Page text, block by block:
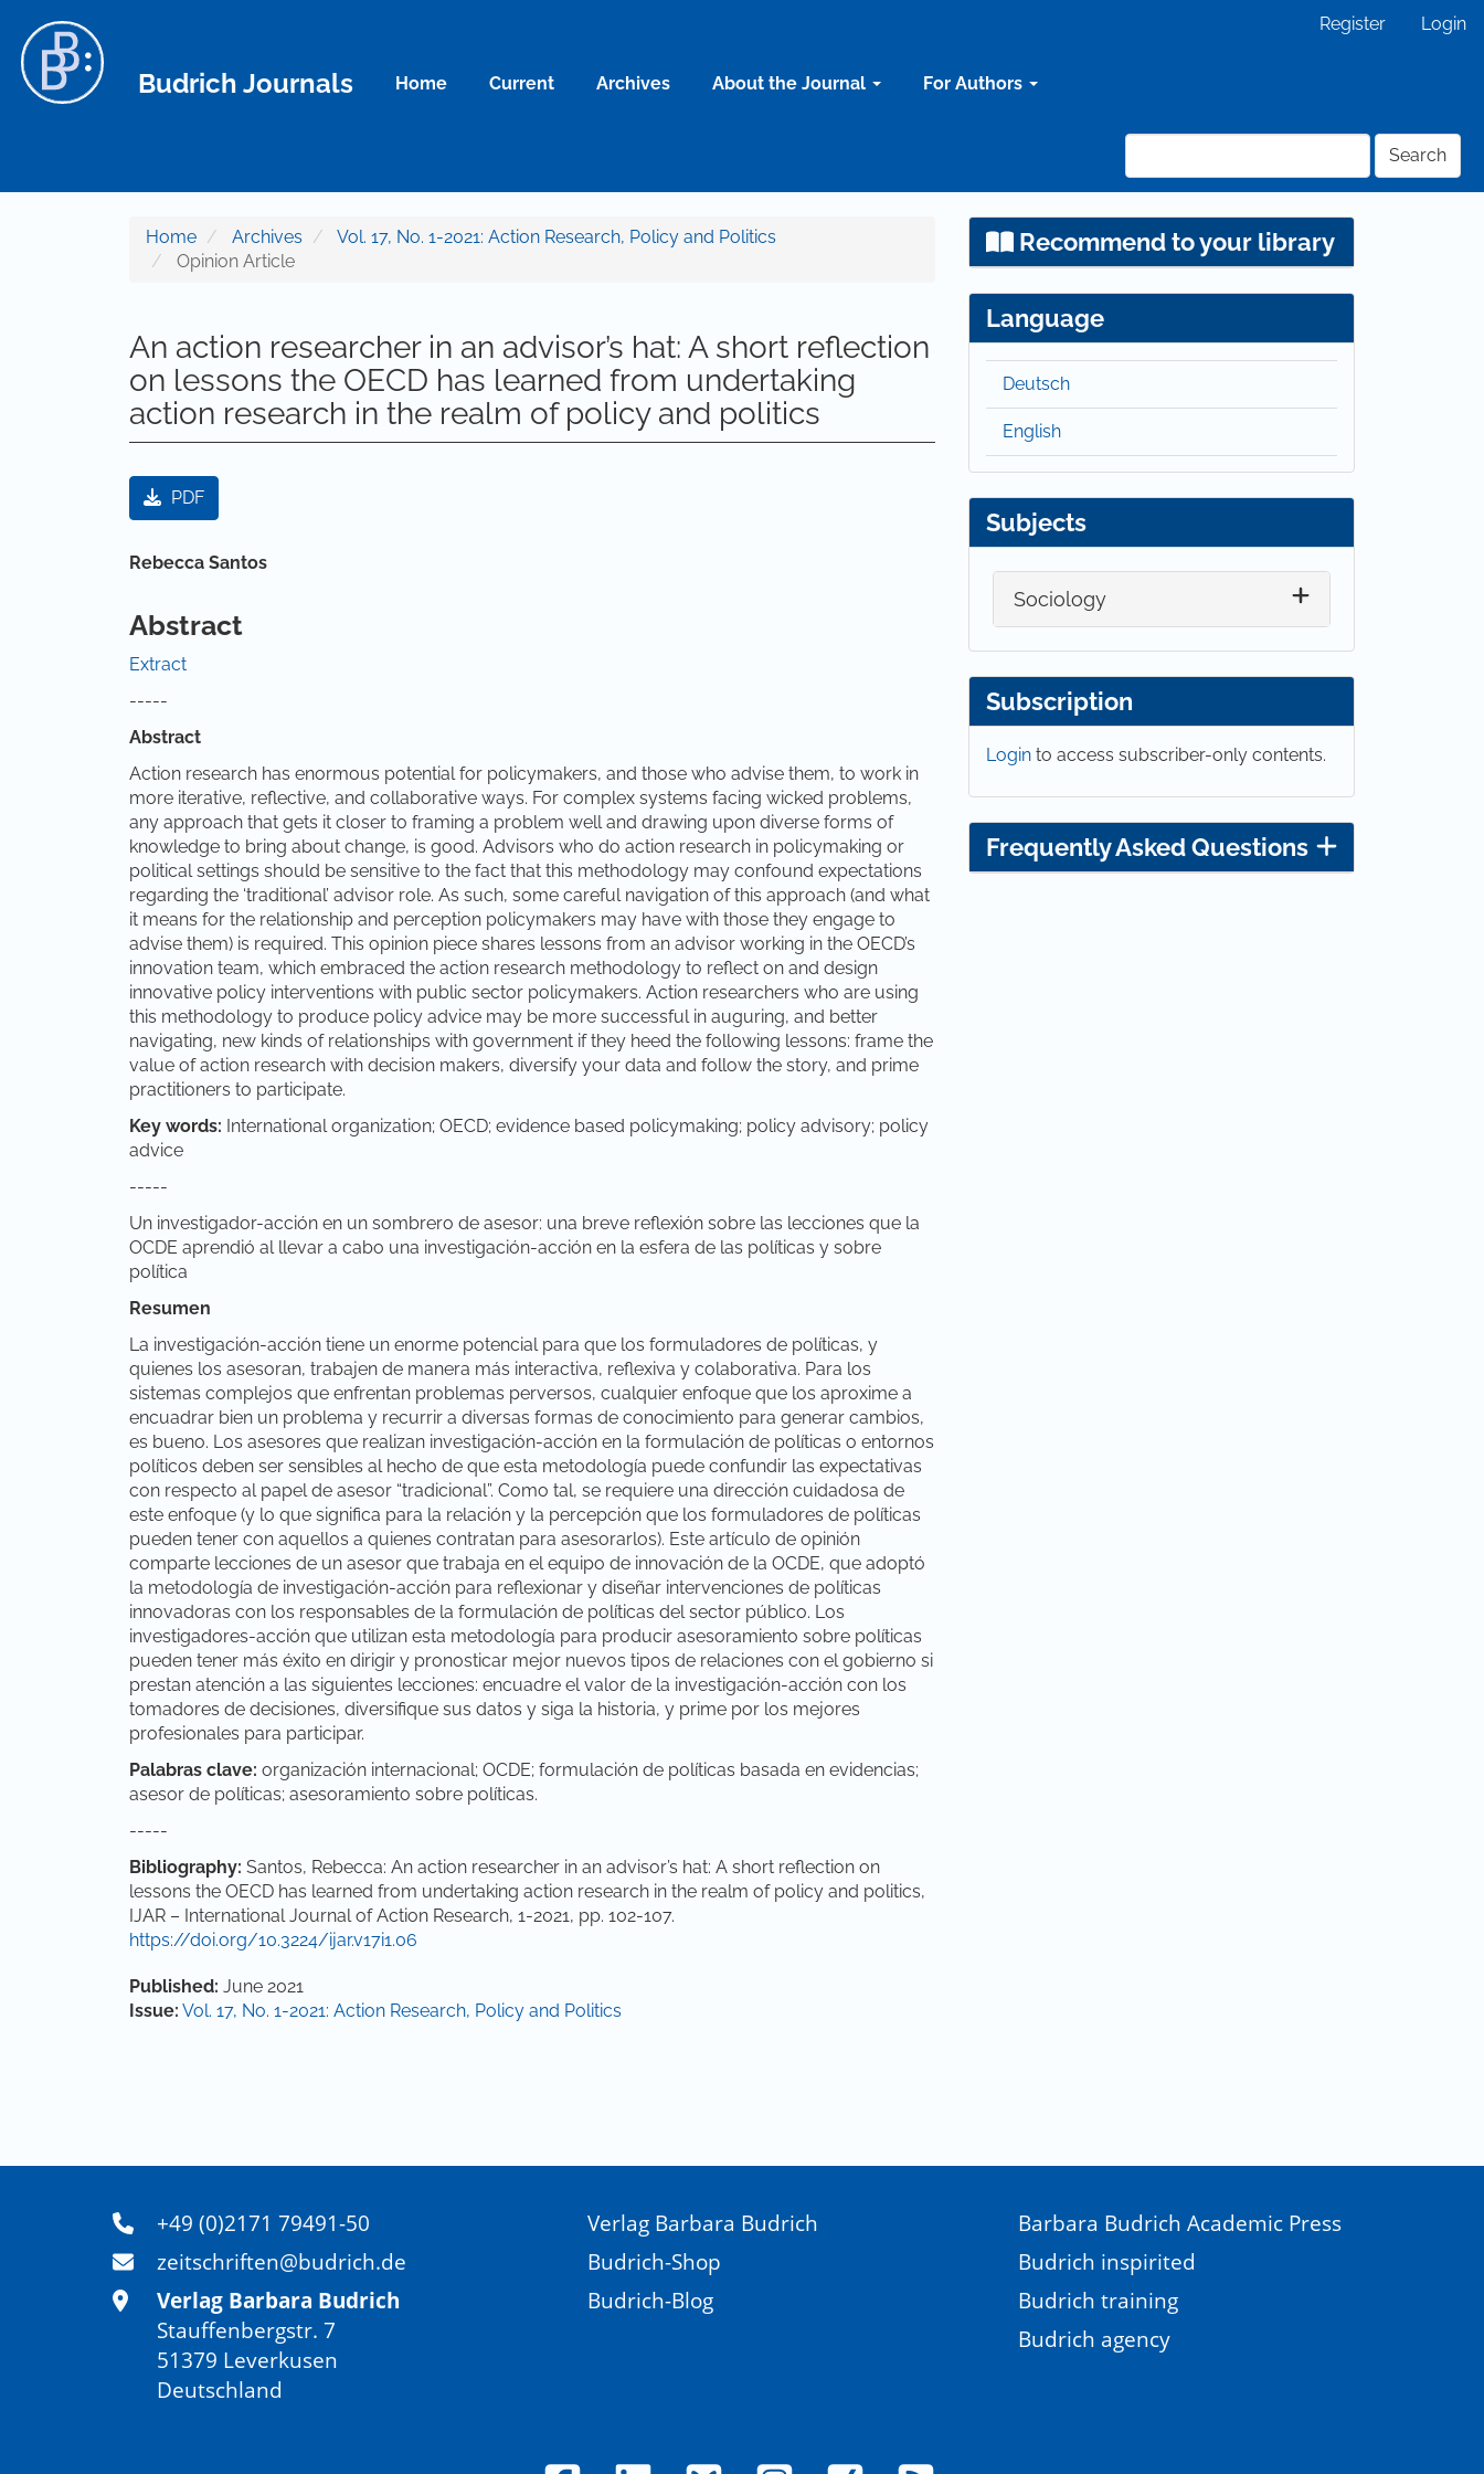
Main Content
Sidebar
Register Login
Budrich Journals Home Current Archives About the Journal For Authors
Search
Home Archives
Vol. 17, No. 1-2021: Action Research, Policy and Politics
Opinion Article
An action researcher in an advisor’s hat: A short reflection
on lessons the OECD has learned from undertaking
action research in the realm of policy and politics
Article Sidebar
PDF
Main Article Content
Rebecca Santos
Abstract
Extract
-----
Abstract
Action research has enormous potential for policymakers, and those who advise them, to work in
more iterative, reflective, and collaborative ways. For complex systems facing wicked problems,
any approach that gets it closer to framing a problem well and drawing upon diverse forms of
knowledge to bring about change, is good. Advisors who do action research in policymaking or
political settings should be sensitive to the fact that this methodology may confound expectations
regarding the ‘traditional’ advisor role. As such, some careful navigation of this approach (and what
it means for the relationship and perception policymakers may have with those they engage to
advise them) is required. This opinion piece shares lessons from an advisor working in the OECD’s
innovation team, which embraced the action research methodology to reflect on and design
innovative policy interventions with public sector policymakers. Action researchers who are using
this methodology to produce policy advice may be more successful in auguring, and better
navigating, new kinds of relationships with government if they heed the following lessons: frame the
value of action research with decision makers, diversify your data and follow the story, and prime
practitioners to participate.
Key words: International organization; OECD; evidence based policymaking; policy advisory; policy
advice
-----
Un investigador-acción en un sombrero de asesor: una breve reflexión sobre las lecciones que la
OCDE aprendió al llevar a cabo una investigación-acción en la esfera de las políticas y sobre
política
Resumen
La investigación-acción tiene un enorme potencial para que los formuladores de políticas, y
quienes los asesoran, trabajen de manera más interactiva, reflexiva y colaborativa. Para los
sistemas complejos que enfrentan problemas perversos, cualquier enfoque que los aproxime a
encuadrar bien un problema y recurrir a diversas formas de conocimiento para generar cambios,
es bueno. Los asesores que realizan investigación-acción en la formulación de políticas o entornos
políticos deben ser sensibles al hecho de que esta metodología puede confundir las expectativas
con respecto al papel de asesor “tradicional”. Como tal, se requiere una dirección cuidadosa de
este enfoque (y lo que significa para la relación y la percepción que los formuladores de políticas
pueden tener con aquellos a quienes contratan para asesorarlos). Este artículo de opinión
comparte lecciones de un asesor que trabaja en el equipo de innovación de la OCDE, que adoptó
la metodología de investigación-acción para reflexionar y diseñar intervenciones de políticas
innovadoras con los responsables de la formulación de políticas del sector público. Los
investigadores-acción que utilizan esta metodología para producir asesoramiento sobre políticas
pueden tener más éxito en dirigir y pronosticar mejor nuevos tipos de relaciones con el gobierno si
prestan atención a las siguientes lecciones: encuadre el valor de la investigación-acción con los
tomadores de decisiones, diversifique sus datos y siga la historia, y prime por los mejores
profesionales para participar.
Palabras clave: organización internacional; OCDE; formulación de políticas basada en evidencias;
asesor de políticas; asesoramiento sobre políticas.
-----
Bibliography: Santos, Rebecca: An action researcher in an advisor’s hat: A short reflection on
lessons the OECD has learned from undertaking action research in the realm of policy and politics,
IJAR – International Journal of Action Research, 1-2021, pp. 102-107.
https://doi.org/10.3224/ijar.v17i1.06
Article Details
Published: June 2021
Issue: Vol. 17, No. 1-2021: Action Research, Policy and Politics
Recommend to your library
Language
Deutsch
English
Subjects
Sociology
Subscription
Login to access subscriber-only contents.
Frequently Asked Questions
+49 (0)2171 79491-50
zeitschriften@budrich.de
Verlag Barbara Budrich
Stauffenbergstr. 7
51379 Leverkusen
Deutschland
Verlag Barbara Budrich
Budrich-Shop
Budrich-Blog
Barbara Budrich Academic Press
Budrich inspirited
Budrich training
Budrich agency